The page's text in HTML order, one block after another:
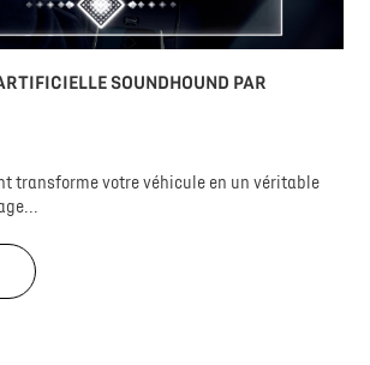
SOUNDHOUND PAR
transforme votre véhicule en un véritable